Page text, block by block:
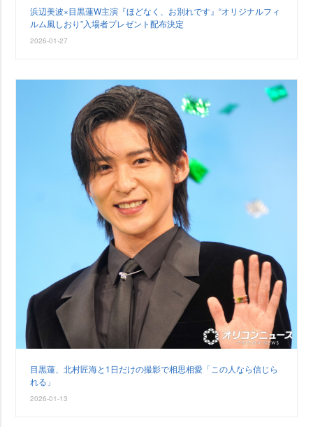
浜辺美波×目黒蓮W主演『ほどなく、お別れです』“オリジナルフィ
ルム風しおり”入場者プレゼント配布決定
2026-01-27
目黒蓮、北村匠海と1日だけの撮影で相思相愛「この人なら信じら
れる」
2026-01-13